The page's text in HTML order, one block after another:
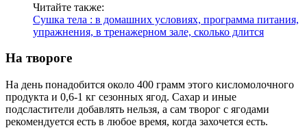
Читайте также:
Сушка тела : в домашних условиях, программа питания,
упражнения, в тренажерном зале, сколько длится
На твороге
На день понадобится около 400 грамм этого кисломолочного
продукта и 0,6-1 кг сезонных ягод. Сахар и иные
подсластители добавлять нельзя, а сам творог с ягодами
рекомендуется есть в любое время, когда захочется есть.